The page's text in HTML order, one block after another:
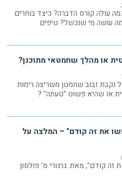
עולה קורס הדברה? כיצד בוחרים
עושה מי שנכשל? טיפים
או מהלך שחמטאי מתוכנן?
נקבת זבוב שחמטן משריצה רימות
או שהיא פשוט "טעתה" ?
את זה קודם" – המלצה על
קודם", מאת: גרגורי ס' פולסון